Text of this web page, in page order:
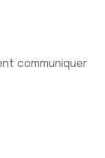
communiquer